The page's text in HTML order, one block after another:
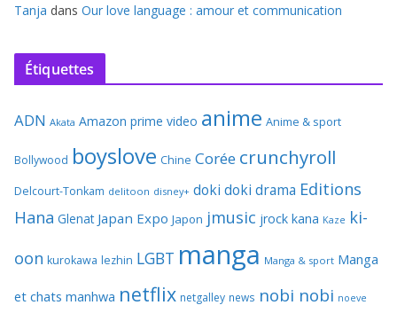
Tanja dans Our love language : amour et communication
Étiquettes
ADN Akata Amazon prime video anime Anime & sport
Bollywood boyslove Chine Corée crunchyroll
Delcourt-Tonkam delitoon disney+ doki doki drama Editions
Hana Glenat Japan Expo Japon jmusic jrock kana Kaze ki-
oon kurokawa lezhin LGBT manga Manga & sport Manga
et chats manhwa netflix netgalley news nobi nobi noeve